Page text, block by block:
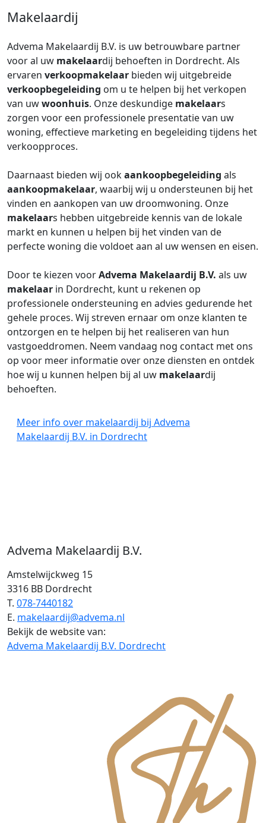
Advema Makelaardij B.V.
Amstelwijckweg 15
3316 BB Dordrecht
T. 078-7440182
E. makelaardij@advema.nl
Bekijk de website van:
Advema Makelaardij B.V. Dordrecht
Makelaardij
Advema Makelaardij B.V. is uw betrouwbare partner
voor al uw makelaardij behoeften in Dordrecht. Als
ervaren verkoopmakelaar bieden wij uitgebreide
verkoopbegeleiding om u te helpen bij het verkopen
van uwwoonhuis. Onze deskundige makelaars
zorgen voor een professionele presentatie van uw
woning, effectieve marketing en begeleiding tijdens het
verkoopproces.
Daarnaast bieden wij ookaankoopbegeleiding als
aankoopmakelaar, waarbij wij u ondersteunen bij het
vinden en aankopen van uw droomwoning. Onze
makelaars hebben uitgebreide kennis van de lokale
markt en kunnen u helpen bij het vinden van de
perfecte woning die voldoet aan al uw wensen en eisen.
Door te kiezen voorAdvema Makelaardij B.V. als uw
makelaar in Dordrecht, kunt u rekenen op
professionele ondersteuning en advies gedurende het
gehele proces. Wij streven ernaar om onze klanten te
ontzorgen en te helpen bij het realiseren van hun
vastgoeddromen. Neem vandaag nog contact met ons
op voor meer informatie over onze diensten en ontdek
hoe wij u kunnen helpen bij al uw makelaardij
behoeften.
Meer info over makelaardij bij Advema
Makelaardij B.V. in Dordrecht